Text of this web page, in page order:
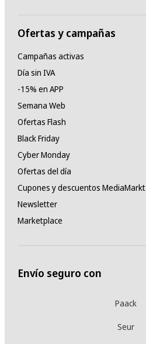
Ofertas y campañas
Campañas activas
Día sin IVA
-15% en APP
Semana Web
Ofertas Flash
Black Friday
Cyber Monday
Ofertas del día
Cupones y descuentos MediaMarkt
Newsletter
Marketplace
Envío seguro con
Paack
Seur